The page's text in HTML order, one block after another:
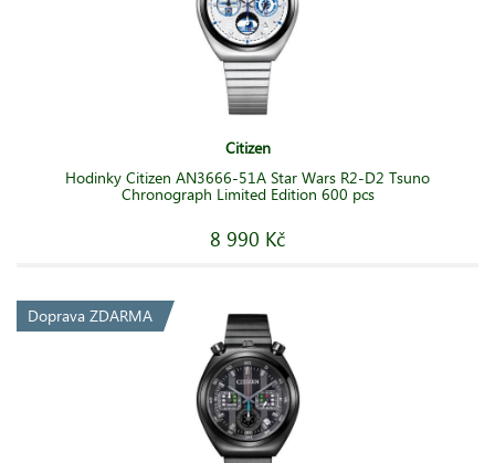
Citizen
Hodinky Citizen AN3666-51A Star Wars R2-D2 Tsuno
Chronograph Limited Edition 600 pcs
8 990 Kč
Doprava ZDARMA